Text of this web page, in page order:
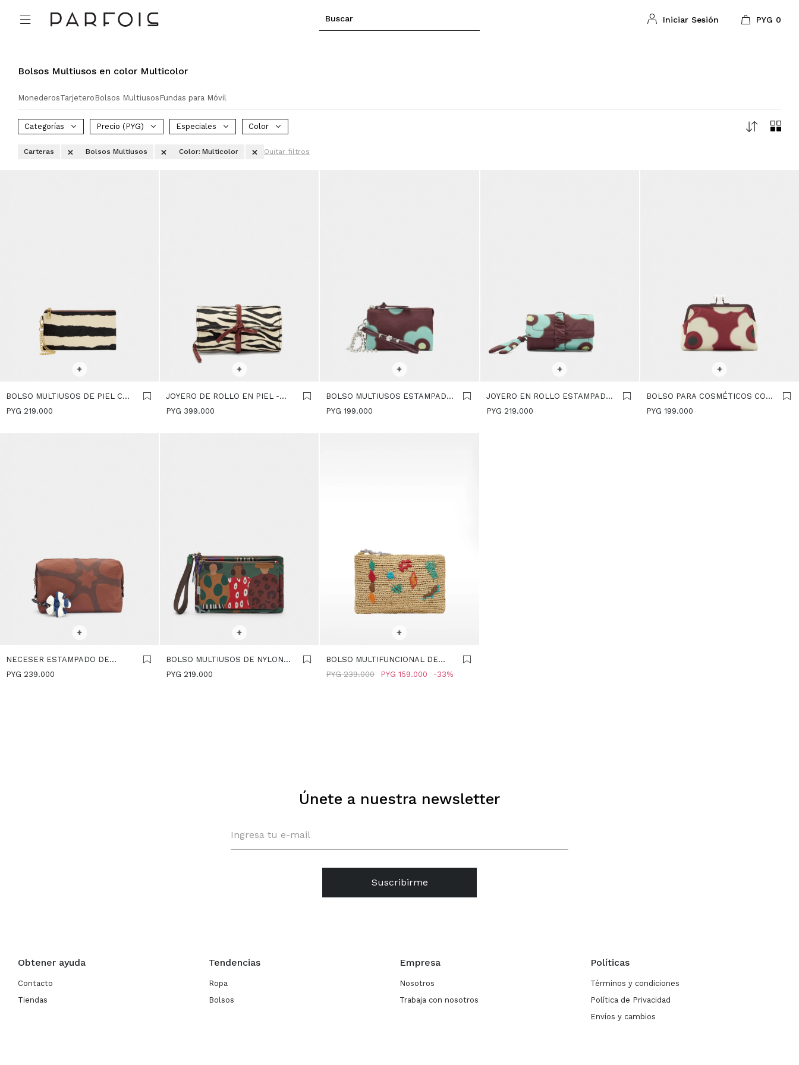
PYG 0

Bolsos Multiusos en color Multicolor
MonederosTarjetero Bolsos Multiusos Fundas para Móvil
Categorías Precio (PYG) Especiales Color
Carteras Bolsos Multiusos Color: Multicolor Quitar filtros
+
BOLSO MULTIUSOS DE PIEL CON
CONTRASTE - MULTICOLOR
PYG 219.000
SELECCIONAR TALLE
+
JOYERO DE ROLLO EN PIEL -
MULTICOLOR
PYG 399.000
+
BOLSO MULTIUSOS ESTAMPADO
FLORAL - MULTICOLOR
PYG 199.000
+
JOYERO EN ROLLO ESTAMPADO
DE NYLON - MULTICOLOR
PYG 219.000
+
BOLSO PARA COSMÉTICOS CON
ESTAMPADO FLORAL -
PYG 199.000
+
NECESER ESTAMPADO DE
NYLON - MULTICOLOR
PYG 239.000
+
BOLSO MULTIUSOS DE NYLON
ESTAMPADA - MULTICOLOR
PYG 219.000
+
BOLSO MULTIFUNCIONAL DE
RAFIA L - MULTICOLOR
PYG 159.000
PYG 239.000 33
Obtener ayuda
Contacto
Tiendas
Tendencias
Ropa
Bolsos
Empresa
Nosotros
Trabaja con nosotros
Políticas
Términos y condiciones
Política de Privacidad
Envíos y cambios
Únete a nuestra newsletter
Suscribirme